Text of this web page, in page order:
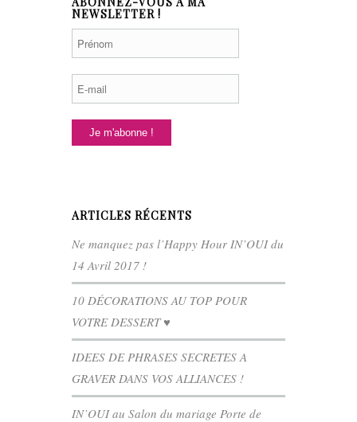
NEWSLETTER !
ARTICLES RÉCENTS
Ne manquez pas l’Happy Hour IN’OUI du
14 Avril 2017 !
10 DÉCORATIONS AU TOP POUR
VOTRE DESSERT ♥
IDEES DE PHRASES SECRETES A
GRAVER DANS VOS ALLIANCES !
IN’OUI au Salon du mariage Porte de